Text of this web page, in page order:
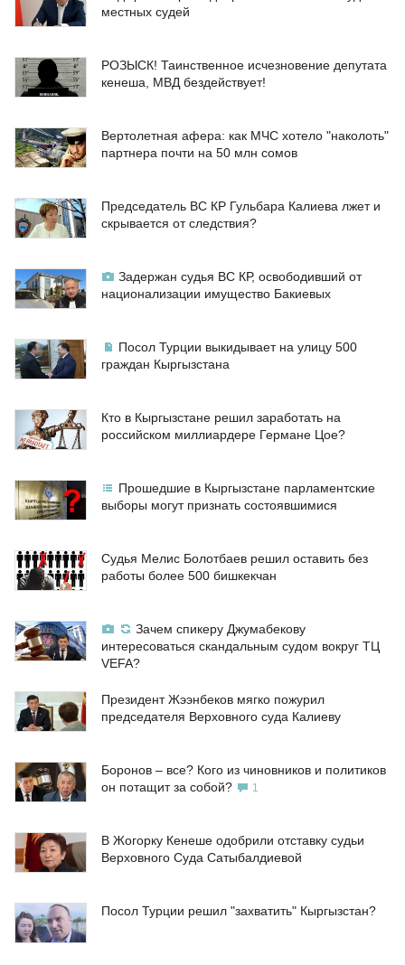
местных судей
РОЗЫСК! Таинственное исчезновение депутата
кенеша, МВД бездействует!
Вертолетная афера: как МЧС хотело "наколоть"
партнера почти на 50 млн сомов
Председатель ВС КР Гульбара Калиева лжет и
скрывается от следствия?
Задержан судья ВС КР, освободивший от
национализации имущество Бакиевых
Посол Турции выкидывает на улицу 500
граждан Кыргызстана
Кто в Кыргызстане решил заработать на
российском миллиардере Германе Цое?
Прошедшие в Кыргызстане парламентские
выборы могут признать состоявшимися
Судья Мелис Болотбаев решил оставить без
работы более 500 бишкекчан
Зачем спикеру Джумабекову
интересоваться скандальным судом вокруг ТЦ
VEFA?
Президент Жээнбеков мягко пожурил
председателя Верховного суда Калиеву
Боронов – все? Кого из чиновников и политиков
он потащит за собой?
1
В Жогорку Кенеше одобрили отставку судьи
Верховного Суда Сатыбалдиевой
Посол Турции решил "захватить" Кыргызстан?